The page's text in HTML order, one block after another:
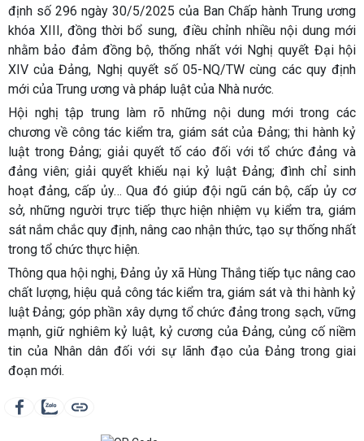
định số 296 ngày 30/5/2025 của Ban Chấp hành Trung ương
khóa XIII, đồng thời bổ sung, điều chỉnh nhiều nội dung mới
nhằm bảo đảm đồng bộ, thống nhất với Nghị quyết Đại hội
XIV của Đảng, Nghị quyết số 05-NQ/TW cùng các quy định
mới của Trung ương và pháp luật của Nhà nước.
Hội nghị tập trung làm rõ những nội dung mới trong các
chương về công tác kiểm tra, giám sát của Đảng; thi hành kỷ
luật trong Đảng; giải quyết tố cáo đối với tổ chức đảng và
đảng viên; giải quyết khiếu nại kỷ luật Đảng; đình chỉ sinh
hoạt đảng, cấp ủy… Qua đó giúp đội ngũ cán bộ, cấp ủy cơ
sở, những người trực tiếp thực hiện nhiệm vụ kiểm tra, giám
sát nắm chắc quy định, nâng cao nhận thức, tạo sự thống nhất
trong tổ chức thực hiện.
Thông qua hội nghị, Đảng ủy xã Hùng Thắng tiếp tục nâng cao
chất lượng, hiệu quả công tác kiểm tra, giám sát và thi hành kỷ
luật Đảng; góp phần xây dựng tổ chức đảng trong sạch, vững
mạnh, giữ nghiêm kỷ luật, kỷ cương của Đảng, củng cố niềm
tin của Nhân dân đối với sự lãnh đạo của Đảng trong giai
đoạn mới.